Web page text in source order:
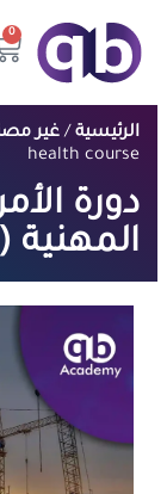
0
الرئيسية /غير
health course
دورة
المهنية (OHSAS)